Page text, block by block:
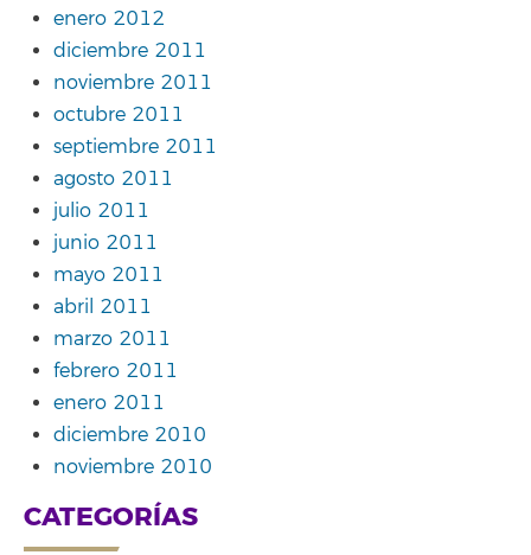
enero 2012
diciembre 2011
noviembre 2011
octubre 2011
septiembre 2011
agosto 2011
julio 2011
junio 2011
mayo 2011
abril 2011
marzo 2011
febrero 2011
enero 2011
diciembre 2010
noviembre 2010
CATEGORÍAS